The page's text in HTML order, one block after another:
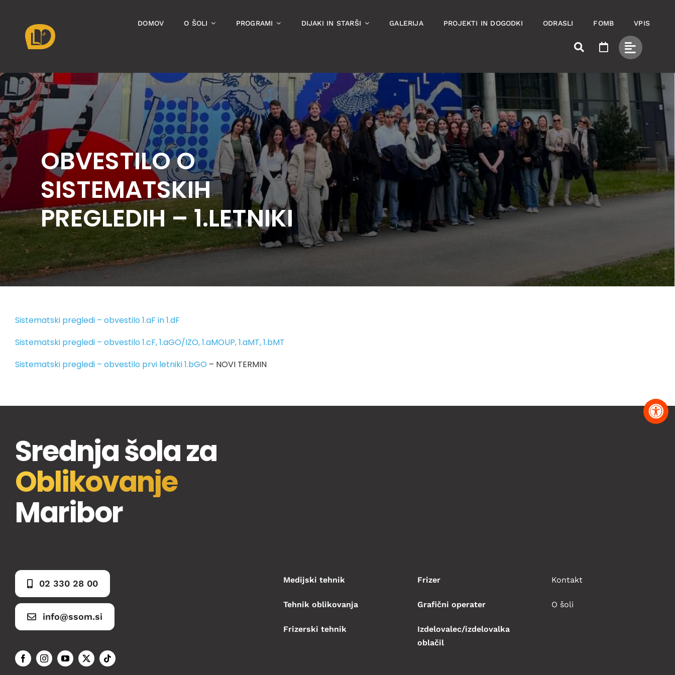
content
DOMOV O ŠOLI PROGRAMI DIJAKI IN STARŠI GALERIJA PROJEKTI IN DOGODKI ODRASLI FOMB VPIS
OBVESTILO O
SISTEMATSKIH
PREGLEDIH – 1.LETNIKI
Sistematski pregledi – obvestilo 1.aF in 1.dF
Sistematski pregledi – obvestilo 1.cF, 1.aGO/IZO, 1.aMOUP, 1.aMT, 1.bMT
Sistematski pregledi – obvestilo prvi letniki 1.bGO – NOVI TERMIN
Srednja šola za
Oblikovanje
Maribor
02 330 28 00
info@ssom.si
Medijski tehnik
Tehnik oblikovanja
Frizerski tehnik
Frizer
Grafični operater
Izdelovalec/izdelovalka
oblačil
Kontakt
O šoli